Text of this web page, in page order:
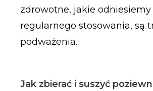
zdrowotne, jakie odniesiemy
regularnego stosowania, są
podważenia.
Jak zbierać i suszyć